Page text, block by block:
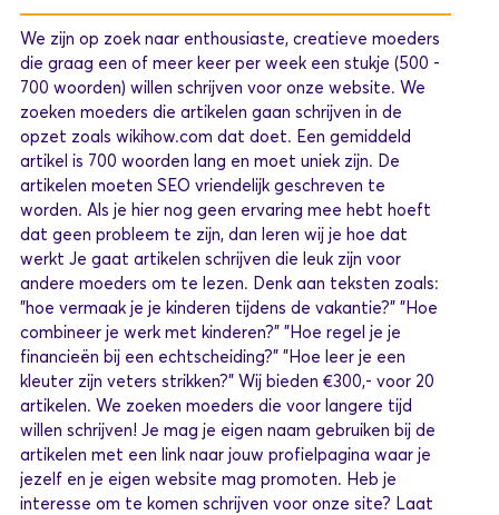
We zijn op zoek naar enthousiaste, creatieve moeders
die graag een of meer keer per week een stukje (500 -
700 woorden) willen schrijven voor onze website. We
zoeken moeders die artikelen gaan schrijven in de
opzet zoals wikihow.com dat doet. Een gemiddeld
artikel is 700 woorden lang en moet uniek zijn. De
artikelen moeten SEO vriendelijk geschreven te
worden. Als je hier nog geen ervaring mee hebt hoeft
dat geen probleem te zijn, dan leren wij je hoe dat
werkt Je gaat artikelen schrijven die leuk zijn voor
andere moeders om te lezen. Denk aan teksten zoals:
"hoe vermaak je je kinderen tijdens de vakantie?" "Hoe
combineer je werk met kinderen?" "Hoe regel je je
financieën bij een echtscheiding?" "Hoe leer je een
kleuter zijn veters strikken?" Wij bieden €300,- voor 20
artikelen. We zoeken moeders die voor langere tijd
willen schrijven! Je mag je eigen naam gebruiken bij de
artikelen met een link naar jouw profielpagina waar je
jezelf en je eigen website mag promoten. Heb je
interesse om te komen schrijven voor onze site? Laat